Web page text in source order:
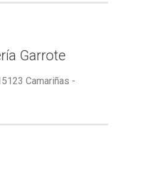
Garrote
Camariñas -